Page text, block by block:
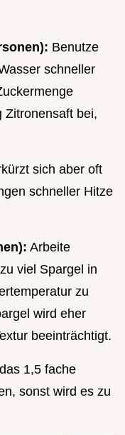
Benutze
schneller
Zitronensaft bei,
sich aber oft
schneller Hitze
Arbeite
viel Spargel in
zu
wird eher
beeinträchtigt.
1,5 fache
sonst wird es zu